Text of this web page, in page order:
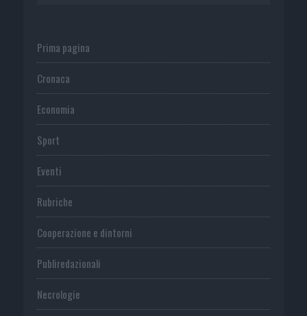
Prima pagina
Cronaca
Economia
Sport
Eventi
Rubriche
Cooperazione e dintorni
Publiredazionali
Necrologie